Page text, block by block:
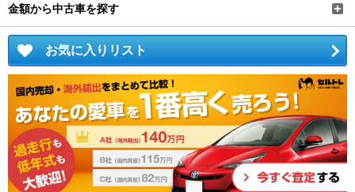
金額から中古車を探す
お気に入りリスト